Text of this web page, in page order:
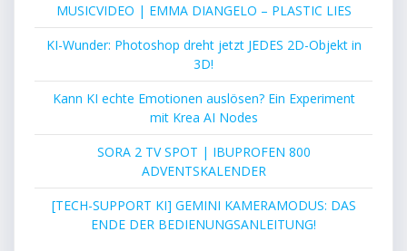
MUSICVIDEO | EMMA DIANGELO – PLASTIC LIES
KI-Wunder: Photoshop dreht jetzt JEDES 2D-Objekt in
3D!
Kann KI echte Emotionen auslösen? Ein Experiment
mit Krea AI Nodes
SORA 2 TV SPOT | IBUPROFEN 800
ADVENTSKALENDER
[TECH-SUPPORT KI] GEMINI KAMERAMODUS: DAS
ENDE DER BEDIENUNGSANLEITUNG!